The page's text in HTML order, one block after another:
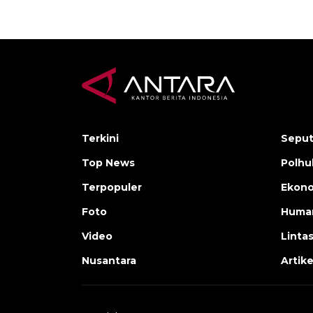
Terkini
Top News
Terpopuler
Foto
Video
Nusantara